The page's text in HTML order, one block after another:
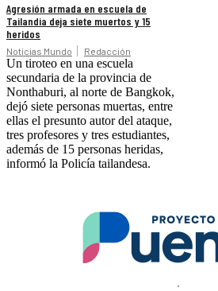
Agresión armada en escuela de
Tailandia deja siete muertos y 15
heridos
Noticias Mundo Redacción
Un tiroteo en una escuela
secundaria de la provincia de
Nonthaburi, al norte de Bangkok,
dejó siete personas muertas, entre
ellas el presunto autor del ataque,
tres profesores y tres estudiantes,
además de 15 personas heridas,
informó la Policía tailandesa.
.